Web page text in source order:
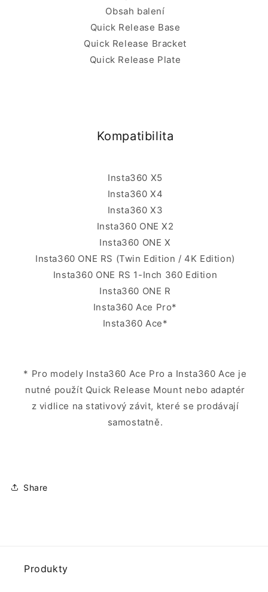
Obsah balení
Quick Release Base
Quick Release Bracket
Quick Release Plate
Kompatibilita
Insta360 X5
Insta360 X4
Insta360 X3
Insta360 ONE X2
Insta360 ONE X
Insta360 ONE RS (Twin Edition / 4K Edition)
Insta360 ONE RS 1-Inch 360 Edition
Insta360 ONE R
Insta360 Ace Pro*
Insta360 Ace*
* Pro modely Insta360 Ace Pro a Insta360 Ace je
nutné použít Quick Release Mount nebo adaptér
z vidlice na stativový závit, které se prodávají
samostatně.
Share
Produkty